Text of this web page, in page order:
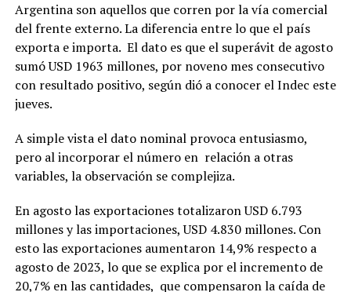
Argentina son aquellos que corren por la vía comercial
del frente externo. La diferencia entre lo que el país
exporta e importa. El dato es que el superávit de agosto
sumó USD 1963 millones, por noveno mes consecutivo
con resultado positivo, según dió a conocer el Indec este
jueves.
A simple vista el dato nominal provoca entusiasmo,
pero al incorporar el número en relación a otras
variables, la observación se complejiza.
En agosto las exportaciones totalizaron USD 6.793
millones y las importaciones, USD 4.830 millones. Con
esto las exportaciones aumentaron 14,9% respecto a
agosto de 2023, lo que se explica por el incremento de
20,7% en las cantidades, que compensaron la caída de